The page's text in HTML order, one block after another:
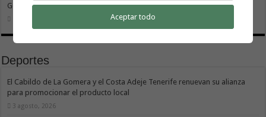
Gomera
Deportes
El Cabildo de La Gomera y el Costa Adeje Tenerife renuevan su alianza
para promocionar el producto local
3 agosto, 2026
Aceptar todo